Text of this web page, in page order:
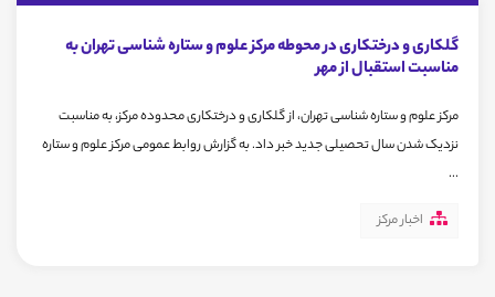
گلکاری و درختکاری در محوطه مرکز علوم و ستاره شناسی تهران به
مناسبت استقبال از مهر
مرکز علوم و ستاره شناسی تهران، از گلکاری و درختکاری محدوده مرکز، به مناسبت
نزدیک شدن سال تحصیلی جدید خبر داد. به گزارش روابط عمومی مرکز علوم و ستاره
...
اخبار مرکز